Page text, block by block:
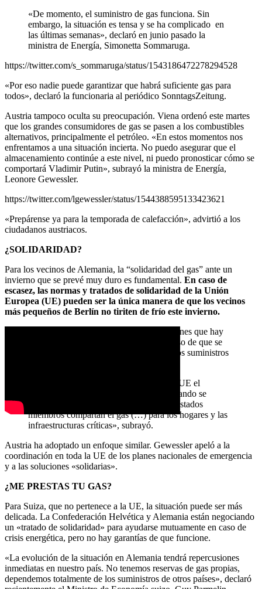
«De momento, el suministro de gas funciona. Sin
embargo, la situación es tensa y se ha complicado en
las últimas semanas», declaró en junio pasado la
ministra de Energía, Simonetta Sommaruga.
https://twitter.com/s_sommaruga/status/1543186472278294528
«Por eso nadie puede garantizar que habrá suficiente gas para
todos», declaró la funcionaria al periódico SonntagsZeitung.
Austria tampoco oculta su preocupación. Viena ordenó este martes
que los grandes consumidores de gas se pasen a los combustibles
alternativos, principalmente el petróleo. «En estos momentos nos
enfrentamos a una situación incierta. No puedo asegurar que el
almacenamiento continúe a este nivel, ni puedo pronosticar cómo se
comportará Vladimir Putin», subrayó la ministra de Energía,
Leonore Gewessler.
https://twitter.com/lgewessler/status/1544388595133423621
«Prepárense ya para la temporada de calefacción», advirtió a los
ciudadanos austriacos.
¿SOLIDARIDAD?
Para los vecinos de Alemania, la “solidaridad del gas” ante un
invierno que se prevé muy duro es fundamental. En caso de
escasez, las normas y tratados de solidaridad de la Unión
Europea (UE) pueden ser la única manera de que los vecinos
más pequeños de Berlín no tiriten de frío este invierno.
Jurečka ha subrayado en repetidas ocasiones que hay
que apelar a la solidaridad europea en caso de que se
produzca una interrupción repentina de los suministros
«Es importante restablecer a escala de la UE el
principio de solidaridad, de modo que cuando se
produzca una situación de este tipo, los Estados
miembros compartan el gas (…) para los hogares y las
infraestructuras críticas», subrayó.
Austria ha adoptado un enfoque similar. Gewessler apeló a la
coordinación en toda la UE de los planes nacionales de emergencia
y a las soluciones «solidarias».
¿ME PRESTAS TU GAS?
Para Suiza, que no pertenece a la UE, la situación puede ser más
delicada. La Confederación Helvética y Alemania están negociando
un «tratado de solidaridad» para ayudarse mutuamente en caso de
crisis energética, pero no hay garantías de que funcione.
«La evolución de la situación en Alemania tendrá repercusiones
inmediatas en nuestro país. No tenemos reservas de gas propias,
dependemos totalmente de los suministros de otros países», declaró